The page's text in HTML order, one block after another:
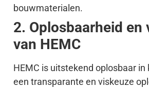
bouwmaterialen.
2. Oplosbaarheid en
van HEMC
HEMC is uitstekend oplosbaar
een transparante en viskeuze